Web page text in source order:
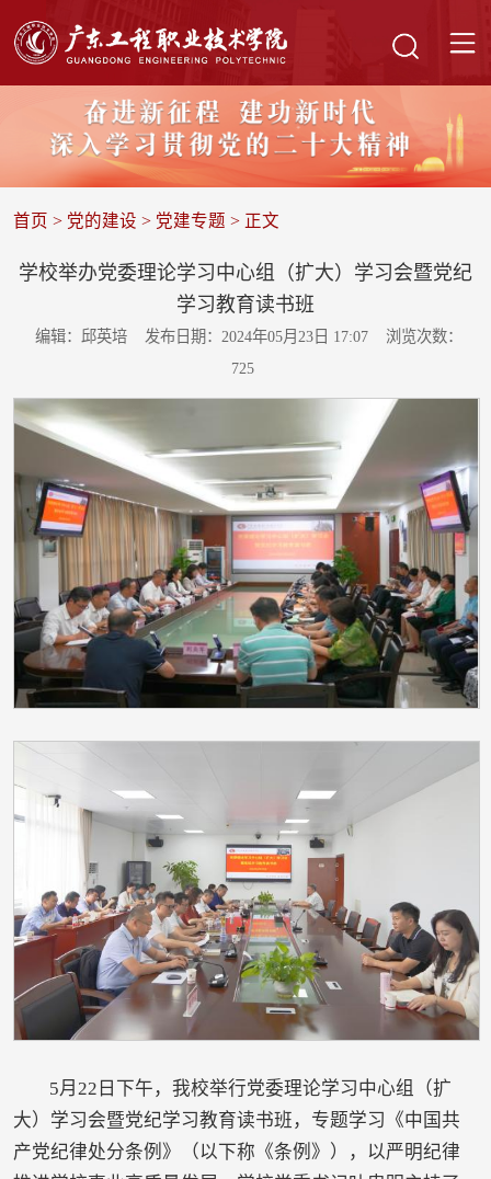
首页 > 党的建设 > 党建专题 > 正文
学校举办党委理论学习中心组（扩大）学习会暨党纪
学习教育读书班
编辑：邱英培 发布日期：2024年05月23日 17:07
浏览次数：
725
5月22日下午，我校举行党委理论学习中心组（扩
大）学习会暨党纪学习教育读书班，专题学习《中国共
产党纪律处分条例》（以下称《条例》），以严明纪律